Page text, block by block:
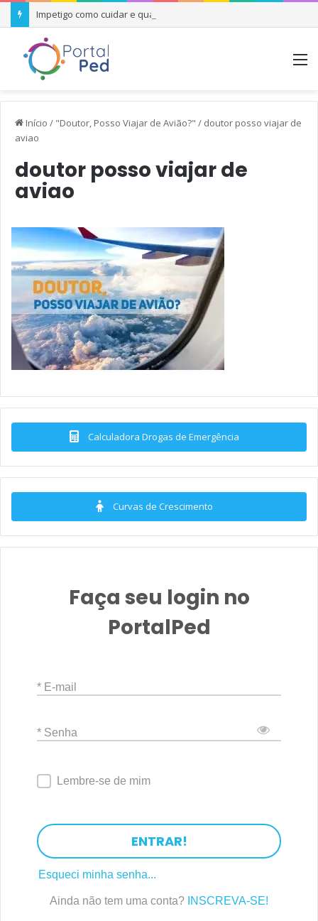
Impetigo como cuidar e quando se preocupar
Início / "Doutor, Posso Viajar de Avião?" / doutor posso viajar de
aviao
doutor posso viajar de
aviao
Calculadora Drogas de Emergência
Curvas de Crescimento
Faça seu login no
PortalPed
* E-mail
* Senha
Lembre-se de mim
ENTRAR!
Esqueci minha senha...
Ainda não tem uma conta? INSCREVA-SE!